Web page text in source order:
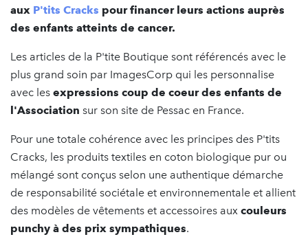
aux P'tits Cracks pour financer leurs actions auprès
des enfants atteints de cancer.
Les articles de la P'tite Boutique sont référencés avec le
plus grand soin par ImagesCorp qui les personnalise
avec les expressions coup de coeur des enfants de
l'Association sur son site de Pessac en France.
Pour une totale cohérence avec les principes des P'tits
Cracks, les produits textiles en coton biologique pur ou
mélangé sont conçus selon une authentique démarche
de responsabilité sociétale et environnementale et allient
des modèles de vêtements et accessoires aux couleurs
punchy à des prix sympathiques.